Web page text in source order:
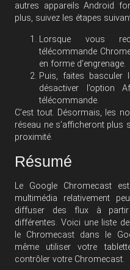
autres appareils Android
plus, suivez les étapes
Lorsque vous
télécommande
en forme d’engrenage.
Puis, faites
désactiver l’option
télécommande.
C’est tout. Désormais, les
réseau ne s’afficheront plus
proximité.
Résumé
Le Google Chromecast
multimédia relativement
diffuser des flux à partir
différentes. Voici une liste
le Chromecast dans le
même utiliser votre
contrôler votre Chromecast.